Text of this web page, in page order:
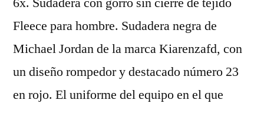
Fleece para hombre. Sudadera negra de
Michael Jordan de la marca Kiarenzafd, con
un diseño rompedor y destacado número 23
en rojo. El uniforme del equipo en el que